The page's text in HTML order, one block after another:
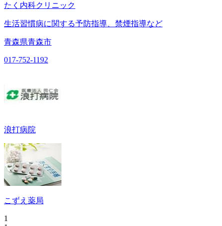
たく内科クリニック
生活習慣病に関する予防指導、禁煙指導など
青森県青森市
017-752-1192
浪打病院
こずえ薬局
1